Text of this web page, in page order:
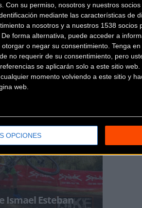
Con su permiso, nosotros y nuestros
mediante las características de
a nosotros y a nuestros 1538
forma alternativa, puede acceder a
o negar su consentimiento. Tenga
no requerir de su consentimiento, pero
se aplicarán solo a este sitio
momento volviendo a este sitio y
web.
OPCIONES
Ismael Esteban